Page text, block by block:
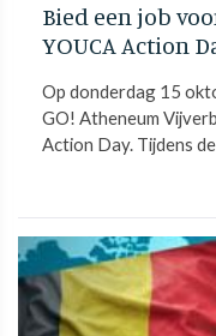
Bied een job
YOUCA Action
Op donderdag 15
GO! Atheneum
Action Day. Tijdens